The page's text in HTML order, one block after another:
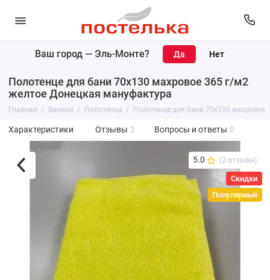
Ваш город — Эль-Монте?
Полотенце для бани 70х130 махровое 365 г/м2
желтое Донецкая мануфактура
Главная Ванная Полотенца Полотенце для бани 70х130
Характеристики Отзывы 2 Вопросы и ответы 0
5.0 (2 отзыва)
Скидки
Популярный